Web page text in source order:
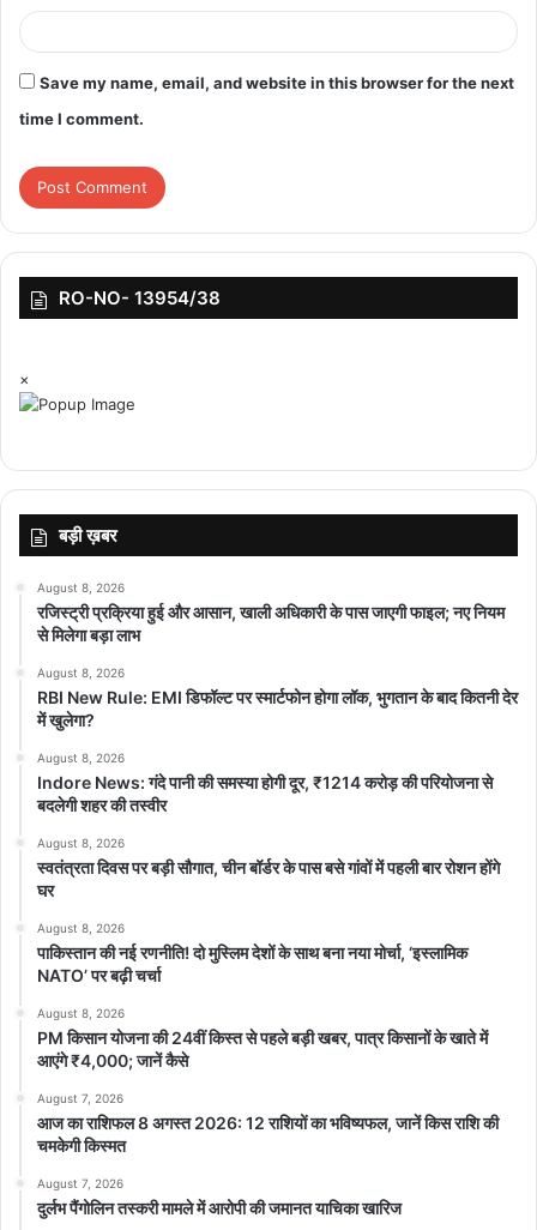
बाद यह देखना बाकी है कि कितने अधिकारियों और कर्मचारियों को ऐसा करने के
लिए विभागीय कार्यवाही और इसके परिणामों का सामना करना पड़ेगा।
Save my name, email, and website in this browser for the next
time I comment.
RO-NO- 13954/38
×
बड़ी ख़बर
August 8, 2026
रजिस्ट्री प्रक्रिया हुई और आसान, खाली अधिकारी के पास जाएगी फाइल; नए नियम
से मिलेगा बड़ा लाभ
August 8, 2026
RBI New Rule: EMI डिफॉल्ट पर स्मार्टफोन होगा लॉक, भुगतान के बाद कितनी देर
में खुलेगा?
August 8, 2026
Indore News: गंदे पानी की समस्या होगी दूर, ₹1214 करोड़ की परियोजना से
बदलेगी शहर की तस्वीर
August 8, 2026
स्वतंत्रता दिवस पर बड़ी सौगात, चीन बॉर्डर के पास बसे गांवों में पहली बार रोशन होंगे
घर
August 8, 2026
पाकिस्तान की नई रणनीति! दो मुस्लिम देशों के साथ बना नया मोर्चा, ‘इस्लामिक
NATO’ पर बढ़ी चर्चा
August 8, 2026
PM किसान योजना की 24वीं किस्त से पहले बड़ी खबर, पात्र किसानों के खाते में
आएंगे ₹4,000; जानें कैसे
August 7, 2026
आज का राशिफल 8 अगस्त 2026: 12 राशियों का भविष्यफल, जानें किस राशि की
चमकेगी किस्मत
August 7, 2026
दुर्लभ पैंगोलिन तस्करी मामले में आरोपी की जमानत याचिका खारिज